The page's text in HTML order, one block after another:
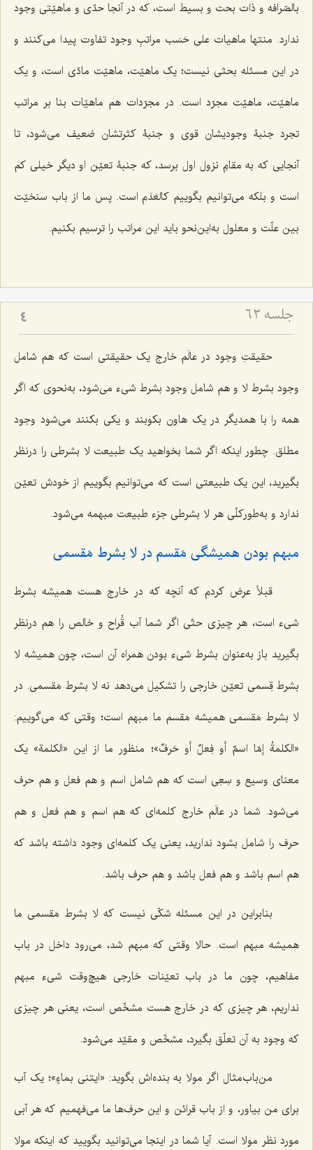
بالصّرافه و ذات بحت و بسیط است، که در آنجا حدّی و ماهیّتی وجود
ندارد. منتها ماهیات علی حَسَب مراتبِ وجود تفاوت پیدا می‌کنند و
در این مسئله بحثی نیست؛ یک ماهیّت، ماهیّت مادّی است، و یک
ماهیّت، ماهیّت مجرّد است. در مجرّدات هم ماهیّات بنا بر مراتب
تجرد جنبۀ وجودیشان قوی و جنبۀ کثرتشان ضعیف می‌شود، تا
آنجایی که به مقامِ نزول اول برسد، که جنبۀ تعیّن او دیگر خیلی کم
است و بلکه می‌توانیم بگوییم کالعَدَم است. پس ما از باب سنخیّت
بین علّت و معلول به‌این‌نحو باید این مراتب را ترسیم بکنیم.
جلسه ۶۳ 4
حقیقتِ وجود در عالَم خارج یک حقیقتی است که هم شامل
وجود بشرط لا و هم شامل وجود بشرط شیء می‌شود، به‌نحوی که اگر
همه را با همدیگر در یک هاون بکوبند و یکی بکنند می‌شود وجود
مطلق. چطور اینکه اگر شما بخواهید یک طبیعت لا بشرطی را درنظر
بگیرید، این یک طبیعتی است که می‌توانیم بگوییم از خودش تعیّن
ندارد و به‌طورکلّی هر لا بشرطی جزء طبیعت مبهمه می‌شود.
مبهم بودن همیشگی مَقسم در لا بشرط مَقسمی
قبلاً عرض کردم که آنچه که در خارج هست همیشه بشرط
شیء است، هر چیزی حتّی اگر شما آب قُراح و خالص را هم درنظر
بگیرید باز به‌عنوان بشرط شیء بودن همراه آن است، چون همیشه لا
بشرط قِسمی تعیّن خارجی را تشکیل می‌دهد نه لا بشرط مَقسمی. در
لا بشرط مَقسمی همیشه مَقسم ما مبهم است؛ وقتی که می‌گوییم:
«الکلمةُ إمّا اسمٌ أو فِعلٌ أو حَرفٌ»؛ منظور ما از این «الکلمة» یک
معنای وسیع و سِعِی است که هم شامل اسم و هم فعل و هم حرف
می‌شود. شما در عالَم خارج کلمه‌ای که هم اسم و هم فعل و هم
حرف را شامل بشود ندارید، یعنی یک کلمه‌ای وجود داشته باشد که
هم اسم باشد و هم فعل باشد و هم حرف باشد.
بنابراین در این مسئله شکّی نیست که لا بشرط مَقسمی ما
همیشه مبهم است. حالا وقتی که مبهم شد، می‌رود داخل در باب
مفاهیم، چون ما در باب تعیّنات خارجی هیچ‌وقت شیء مبهم
نداریم، هر چیزی که در خارج هست مشخّص است، یعنی هر چیزی
که وجود به آن تعلّق بگیرد، مشخّص و مقیّد می‌شود.
من‌باب‌مثال اگر مولا به بنده‌اش بگوید: «ایتنی بماءٍ»؛ یک آب
برای من بیاور، و از باب قرائن و این حرف‌ها ما می‌فهمیم که هر آبی
مورد نظر مولا است. آیا شما در اینجا می‌توانید بگویید که اینکه مولا